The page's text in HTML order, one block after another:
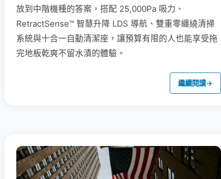
放到中階機種的答案，搭配 25,000Pa 吸力、
RetractSense™ 智慧升降 LDS 導航、雙重零纏繞清掃
系統與十合一自動清潔座，讓預算有限的人也能享受拖
完地板乾爽不留水漬的體驗。
繼續閱讀→